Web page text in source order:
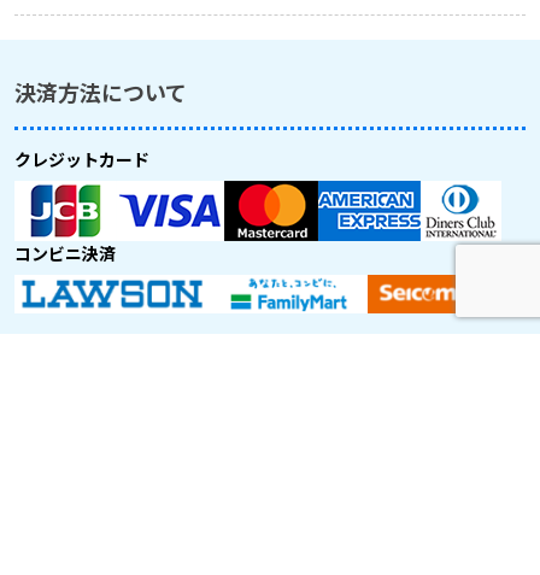
決済方法について
クレジットカード
コンビニ決済